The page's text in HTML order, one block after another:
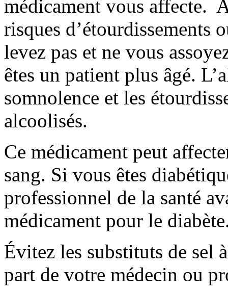
médicament vous affecte.
risques d’étourdissements
levez pas et ne vous
êtes un patient plus âgé.
somnolence et les
alcoolisés.
Ce médicament peut
sang. Si vous êtes
professionnel de la santé
médicament pour le
Évitez les substituts de sel
part de votre médecin ou